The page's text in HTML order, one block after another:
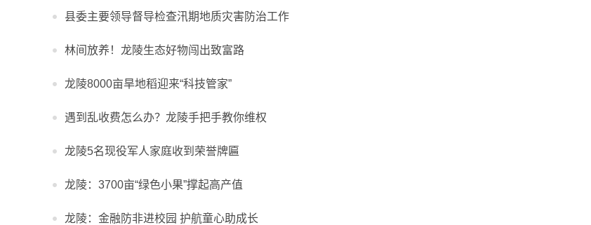
县委主要领导督导检查汛期地质灾害防治工作
林间放养！龙陵生态好物闯出致富路
龙陵8000亩旱地稻迎来“科技管家”
遇到乱收费怎么办？龙陵手把手教你维权
龙陵5名现役军人家庭收到荣誉牌匾
龙陵：3700亩“绿色小果”撑起高产值
龙陵：金融防非进校园 护航童心助成长